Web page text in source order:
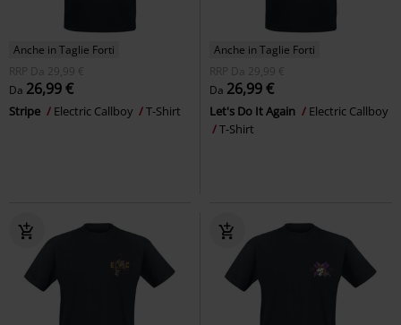
Anche in Taglie Forti
RRP
Da 29,99 €
Da 26,99 €
Stripe Electric Callboy T-Shirt
Anche in Taglie Forti
RRP
Da 29,99 €
Da 26,99 €
Let's Do It Again
Electric Callboy
T-Shirt